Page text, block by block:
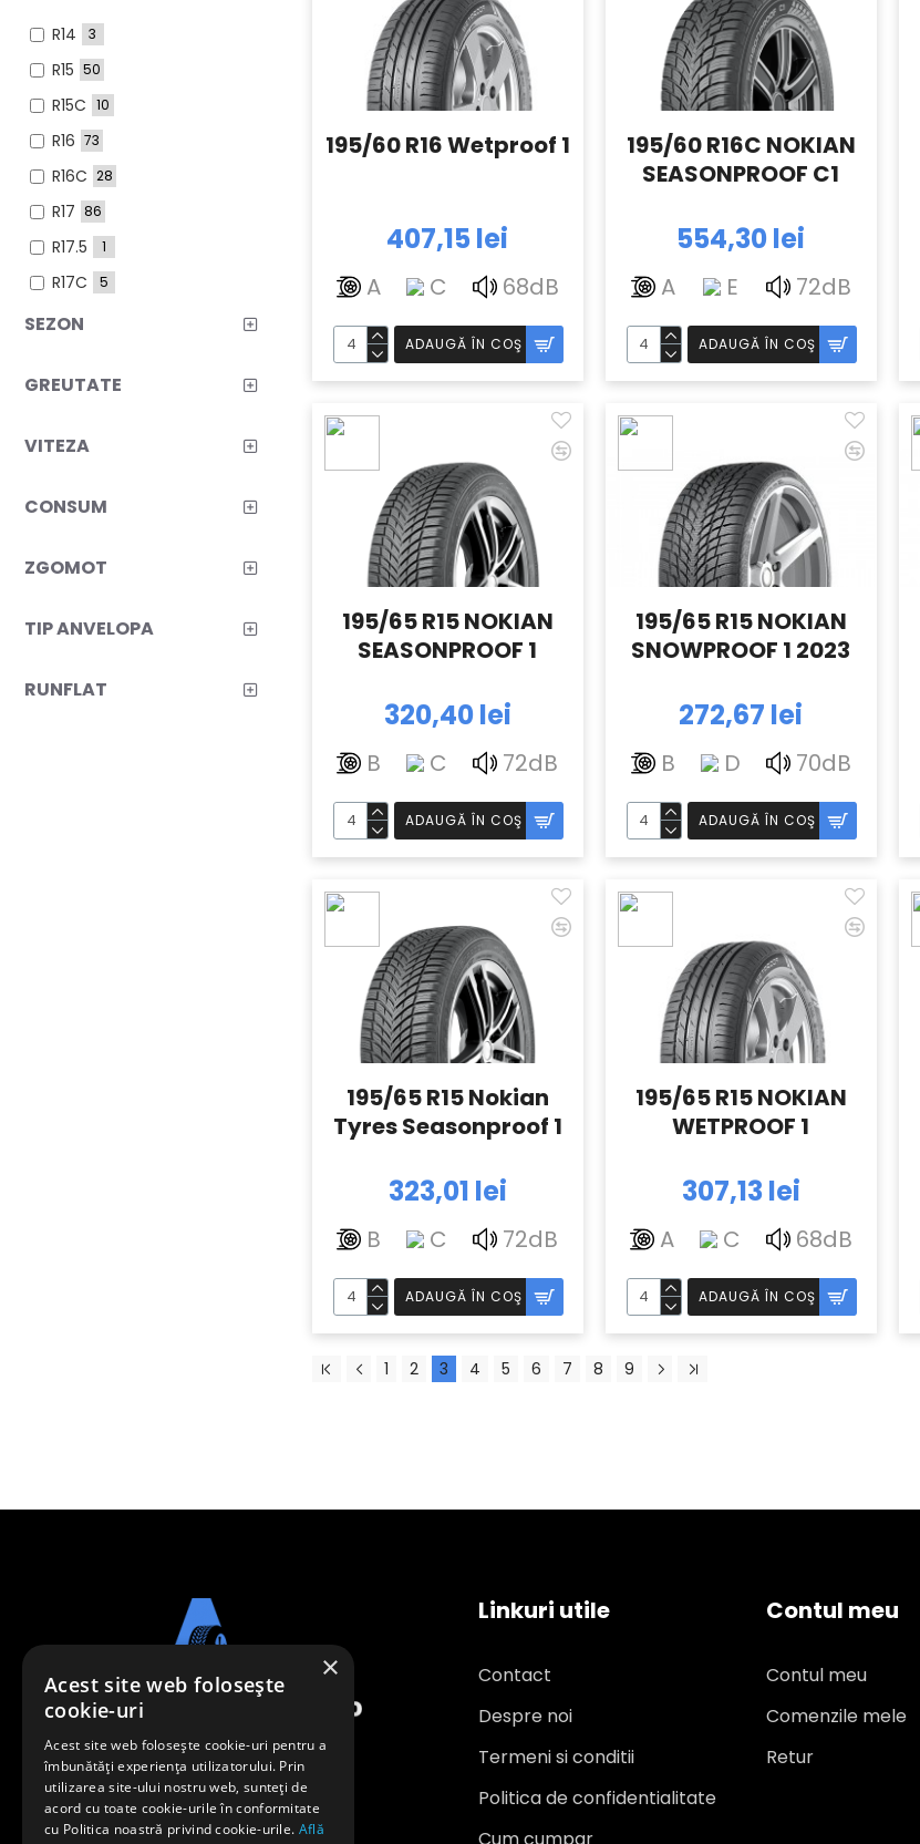
GREUTATE
VITEZA
1
ZGOMOT
SEZON
TIP ANVELOPA
CONSUM
RUNFLAT
R14 3
R15 50
R15C 10
R16 73
R16C 28
R17 86
R17.5 1
R17C 5
R18
R20 46
R26
195/60 R16 Wetproof 1
407,15 lei
A C 68dB
ADAUGĂ ÎN COŞ
195/60 R16C NOKIAN
SEASONPROOF C1
554,30 lei
A E 72dB
ADAUGĂ ÎN COŞ
195/65 R15 NOKIAN
SEASONPROOF 1
320,40 lei
B C 72dB
ADAUGĂ ÎN COŞ
195/65 R15 NOKIAN
SNOWPROOF 1 2023
272,67 lei
B D 70dB
ADAUGĂ ÎN COŞ
195/65 R15 Nokian
Tyres Seasonproof 1
323,01 lei
B C 72dB
ADAUGĂ ÎN COŞ
195/65 R15 NOKIAN
WETPROOF 1
307,13 lei
A C 68dB
ADAUGĂ ÎN COŞ
1 2 3 4 5 6 7 8 9
office@anvelopeavantajoase.ro
0739 849 970
Linkuri utile
Contact
Despre noi
Termeni si conditii
Politica de confidentialitate
Contul meu
Contul meu
Comenzile mele
Retur
×
Acest site web folosește
cookie-uri
Acest site web folosește cookie-uri pentru a
îmbunătăți experiența utilizatorului. Prin
utilizarea site-ului nostru web, sunteți de
acord cu toate cookie-urile în conformitate
cu Politica noastră privind cookie-urile. Află